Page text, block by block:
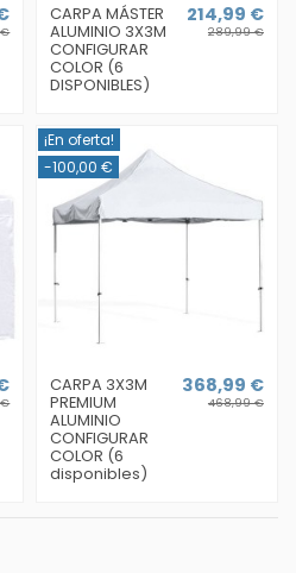
CARPA MÁSTER
ALUMINIO 3X3M
CONFIGURAR
COLOR (6
DISPONIBLES)
214,99 €
289,99 €
€
¡En oferta!
-100,00 €
CARPA 3X3M
PREMIUM
ALUMINIO
CONFIGURAR
COLOR (6
disponibles)
368,99 €
468,99 €